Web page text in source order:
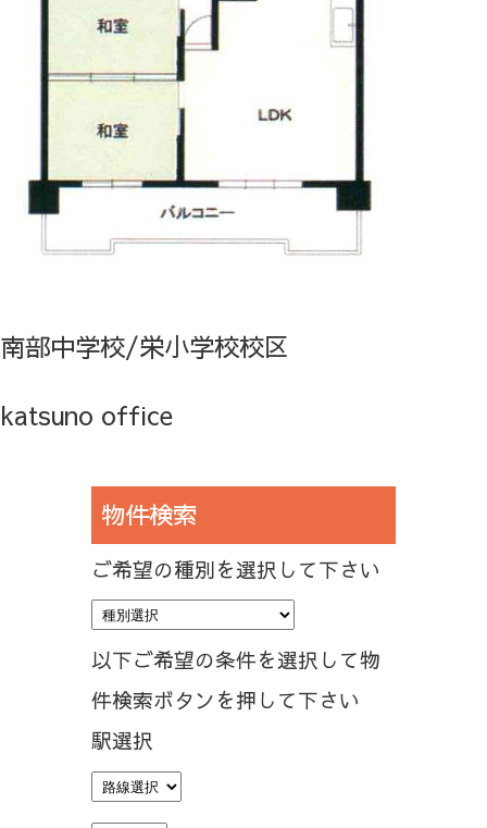
南部中学校/栄小学校校区
katsuno office
物件検索
ご希望の種別を選択して下さい
以下ご希望の条件を選択して物
件検索ボタンを押して下さい
駅選択